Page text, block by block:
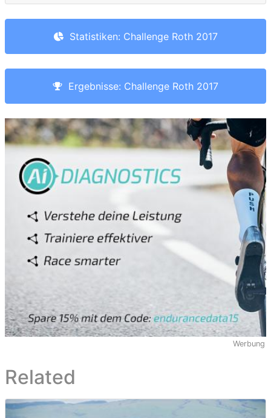
Statistiken: Challenge Roth 2017
Ergebnisse: Challenge Roth 2017
Werbung
Related